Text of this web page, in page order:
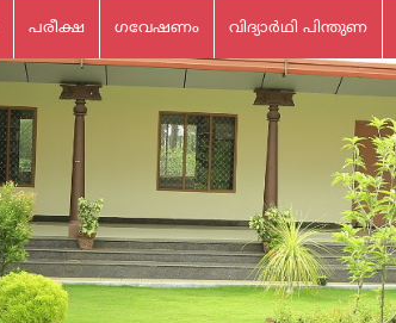
പരീക്ഷ ഗവേഷണം വിദ്യാർഥി പിന്തുണ